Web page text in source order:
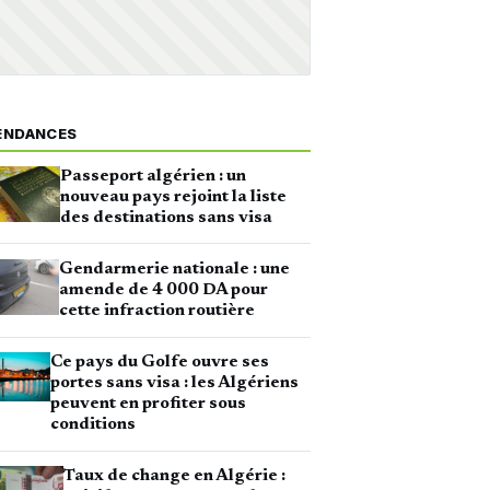
Passeport algérien : un
nouveau pays rejoint la liste
des destinations sans visa
Gendarmerie nationale : une
amende de 4 000 DA pour
cette infraction routière
Ce pays du Golfe ouvre ses
portes sans visa : les Algériens
peuvent en profiter sous
conditions
Taux de change en Algérie :